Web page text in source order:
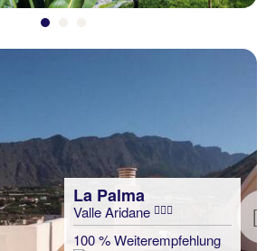
La Palma
Valle Aridane
100 % Weiterempfehlung